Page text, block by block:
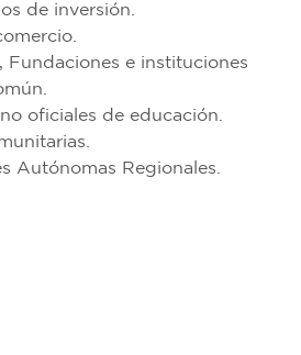
de inversión.
Fundaciones e instituciones
oficiales de educación.
Autónomas Regionales.